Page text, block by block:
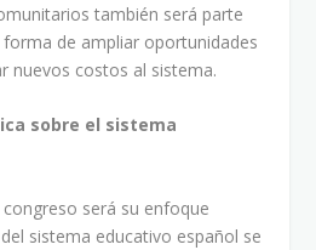
también será parte
de ampliar oportunidades
nuevos costos al sistema.
sobre el sistema
será su enfoque
sistema educativo español se